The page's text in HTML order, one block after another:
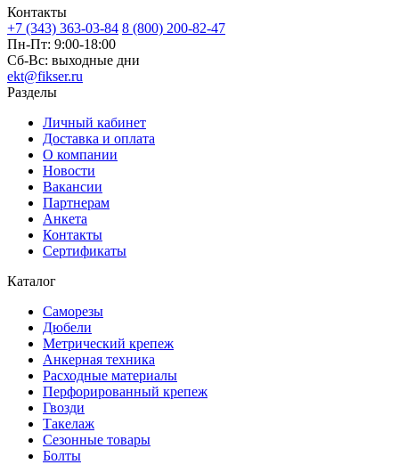
Контакты
+7 (343) 363-03-84 8 (800) 200-82-47
Пн-Пт: 9:00-18:00
Сб-Вс: выходные дни
ekt@fikser.ru
Разделы
Личный кабинет
Доставка и оплата
О компании
Новости
Вакансии
Партнерам
Анкета
Контакты
Сертификаты
Каталог
Саморезы
Дюбели
Метрический крепеж
Анкерная техника
Расходные материалы
Перфорированный крепеж
Гвозди
Такелаж
Сезонные товары
Болты